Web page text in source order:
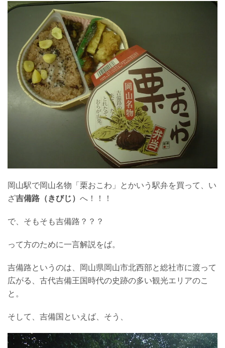
岡山駅で岡山名物「栗おこわ」とかいう駅弁を買って、い
ざ吉備路（きびじ） へ！！！
で、そもそも吉備路？？？
って方のために一言解説をば。
吉備路というのは、岡山県岡山市北西部と総社市に渡って
広がる、古代吉備王国時代の史跡の多い観光エリアのこ
と。
そして、吉備国といえば、そう、